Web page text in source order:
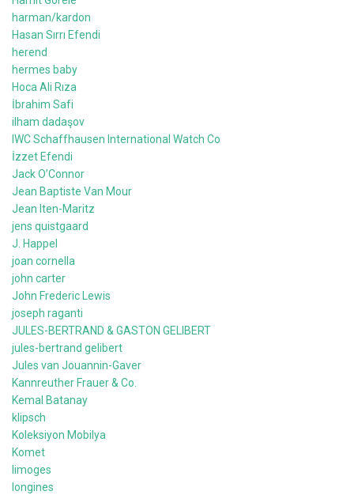
harman/kardon
Hasan Sırrı Efendi
herend
hermes baby
Hoca Ali Rıza
İbrahim Safi
ilham dadaşov
IWC Schaffhausen International Watch Co
İzzet Efendi
Jack O’Connor
Jean Baptiste Van Mour
Jean Iten-Maritz
jens quistgaard
J. Happel
joan cornella
john carter
John Frederic Lewis
joseph raganti
JULES-BERTRAND & GASTON GELIBERT
jules-bertrand gelibert
Jules van Jouannin-Gaver
Kannreuther Frauer & Co.
Kemal Batanay
klipsch
Koleksiyon Mobilya
Komet
limoges
longines